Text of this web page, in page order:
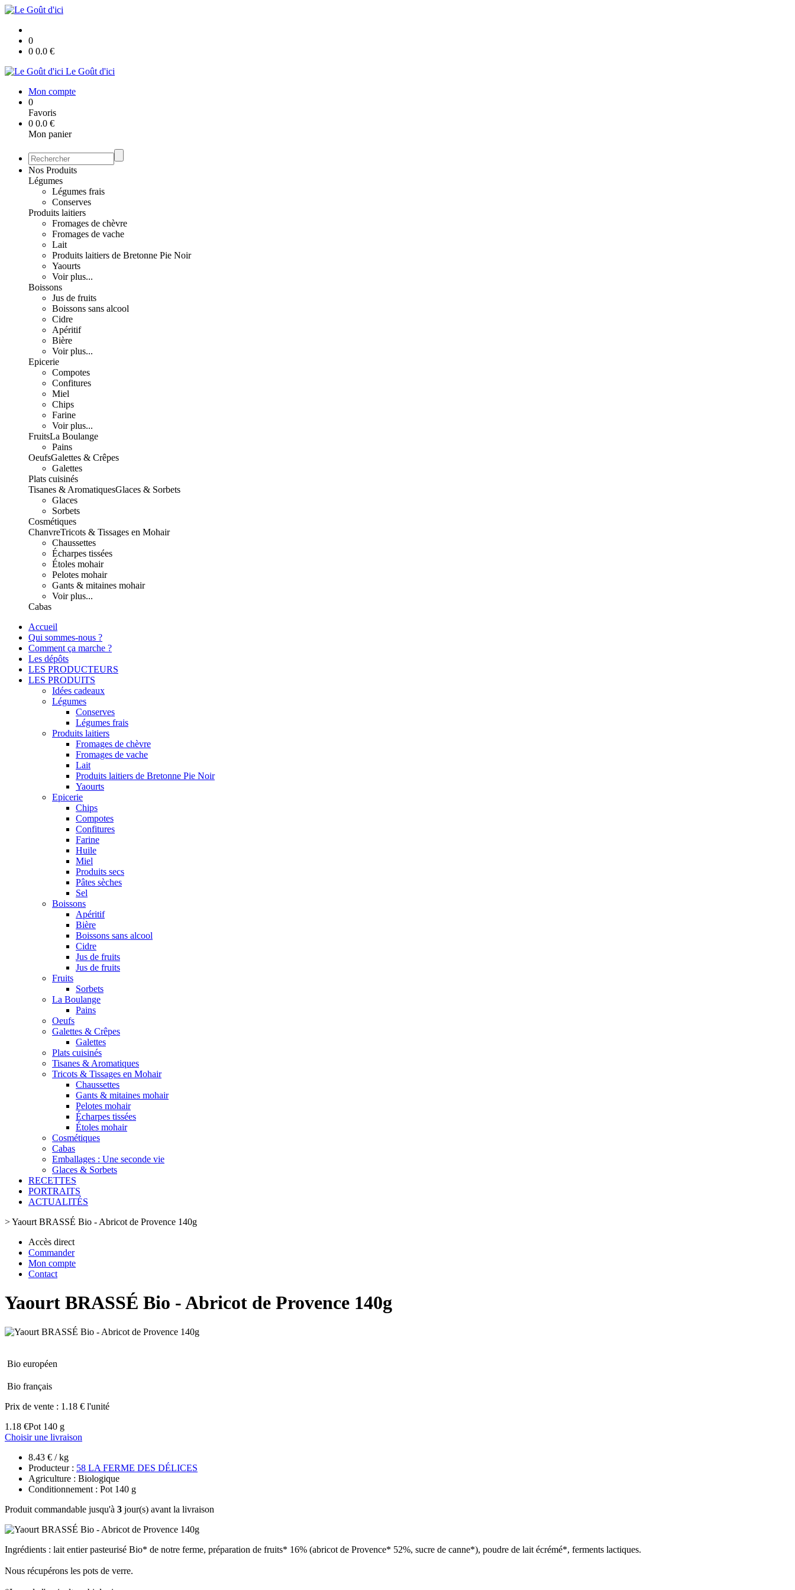
0
0 0.0 €
Le Goût d'ici
Mon compte
0
Favoris
0 0.0 €
Mon panier
Nos Produits
Légumes
Légumes frais
Conserves
Produits laitiers
Fromages de chèvre
Fromages de vache
Lait
Produits laitiers de Bretonne Pie Noir
Yaourts
Voir plus...
Boissons
Jus de fruits
Boissons sans alcool
Cidre
Apéritif
Bière
Voir plus...
Epicerie
Compotes
Confitures
Miel
Chips
Farine
Voir plus...
FruitsLa Boulange
Pains
OeufsGalettes & Crêpes
Galettes
Plats cuisinés
Tisanes & AromatiquesGlaces & Sorbets
Glaces
Sorbets
Cosmétiques
ChanvreTricots & Tissages en Mohair
Chaussettes
Écharpes tissées
Étoles mohair
Pelotes mohair
Gants & mitaines mohair
Voir plus...
Cabas
Accueil
Qui sommes-nous ?
Comment ça marche ?
Les dépôts
LES PRODUCTEURS
LES PRODUITS
Idées cadeaux
Légumes
Conserves
Légumes frais
Produits laitiers
Fromages de chèvre
Fromages de vache
Lait
Produits laitiers de Bretonne Pie Noir
Yaourts
Epicerie
Chips
Compotes
Confitures
Farine
Huile
Miel
Produits secs
Pâtes sèches
Sel
Boissons
Apéritif
Bière
Boissons sans alcool
Cidre
Jus de fruits
Jus de fruits
Fruits
Sorbets
La Boulange
Pains
Oeufs
Galettes & Crêpes
Galettes
Plats cuisinés
Tisanes & Aromatiques
Tricots & Tissages en Mohair
Chaussettes
Gants & mitaines mohair
Pelotes mohair
Écharpes tissées
Étoles mohair
Cosmétiques
Cabas
Emballages : Une seconde vie
Glaces & Sorbets
RECETTES
PORTRAITS
ACTUALITÉS
>Yaourt BRASSÉ Bio - Abricot de Provence 140g
Accès direct
Commander
Mon compte
Contact
Yaourt BRASSÉ Bio - Abricot de Provence 140g
Bio européen
Bio français
Prix de vente : 1.18 € l'unité
1.18 €Pot 140 g
Choisir une livraison
8.43 € / kg
Producteur : 58 LA FERME DES DÉLICES
Agriculture : Biologique
Conditionnement : Pot 140 g
Produit commandable jusqu'à 3 jour(s) avant la livraison
Ingrédients : lait entier pasteurisé Bio* de notre ferme, préparation de fruits* 16% (abricot de Provence* 52%, sucre de canne*), poudre de lait écrémé*, ferments lactiques.
Nous récupérons les pots de verre.